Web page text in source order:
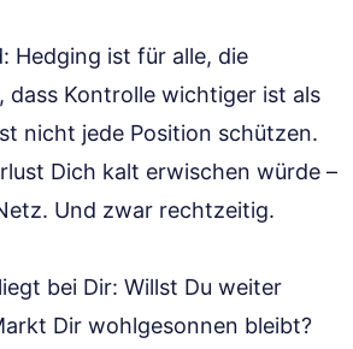
Hedging ist für alle, die
dass Kontrolle wichtiger ist als
nicht jede Position schützen.
Dich kalt erwischen würde –
Und zwar rechtzeitig.
bei Dir: Willst Du weiter
Dir wohlgesonnen bleibt?